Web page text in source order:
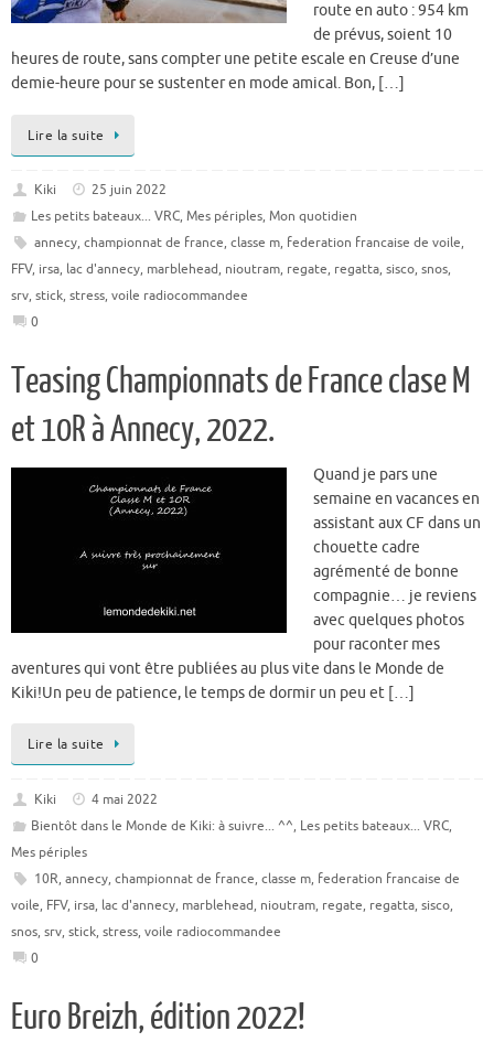
route en auto : 954 km
de prévus, soient 10
heures de route, sans compter une petite escale en Creuse d’une
demie-heure pour se sustenter en mode amical. Bon, […]
Lire la suite
Kiki
25 juin 2022
Les petits bateaux... VRC, Mes périples, Mon quotidien
annecy, championnat de france, classe m, federation francaise de voile,
FFV, irsa, lac d'annecy, marblehead, nioutram, regate, regatta, sisco, snos,
srv, stick, stress, voile radiocommandee
0
Teasing Championnats de France clase M
et 10R à Annecy, 2022.
Quand je pars une
semaine en vacances en
assistant aux CF dans un
chouette cadre
agrémenté de bonne
compagnie… je reviens
avec quelques photos
pour raconter mes
aventures qui vont être publiées au plus vite dans le Monde de
Kiki!Un peu de patience, le temps de dormir un peu et […]
Lire la suite
Kiki
4 mai 2022
Bientôt dans le Monde de Kiki: à suivre... ^^, Les petits bateaux... VRC,
Mes périples
10R, annecy, championnat de france, classe m, federation francaise de
voile, FFV, irsa, lac d'annecy, marblehead, nioutram, regate, regatta, sisco,
snos, srv, stick, stress, voile radiocommandee
0
Euro Breizh, édition 2022!